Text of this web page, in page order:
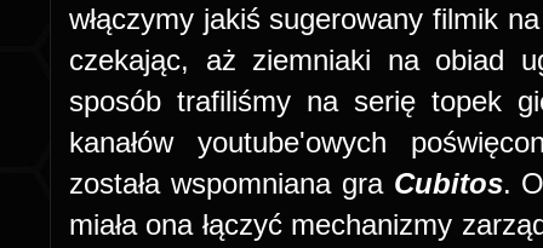
włączymy jakiś sugerowany filmik
czekając, aż ziemniaki na obiad
sposób trafiliśmy na serię topek
kanałów youtube'owych
została wspomniana gra Cubitos.
miała ona łączyć mechanizmy